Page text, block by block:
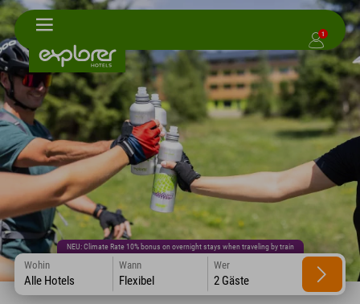
1
NEU: Climate Rate 10% bonus on overnight stays when traveling by train
Wohin
Alle Hotels
Wann
Flexibel
Wer
2 Gäste